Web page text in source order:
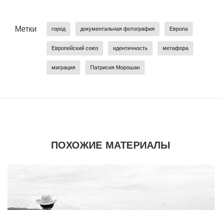
Метки город документальная фотография Европа
Европейский союз идентичность метафора
миграция Патрисия Морошан
ПОХОЖИЕ МАТЕРИАЛЫ